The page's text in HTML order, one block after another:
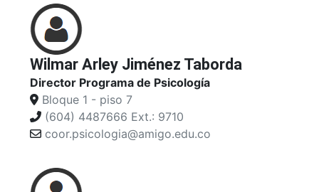
Wilmar Arley Jiménez Taborda
Director Programa de Psicología
Bloque 1 - piso 7
(604) 4487666 Ext.: 9710
coor.psicologia@amigo.edu.co